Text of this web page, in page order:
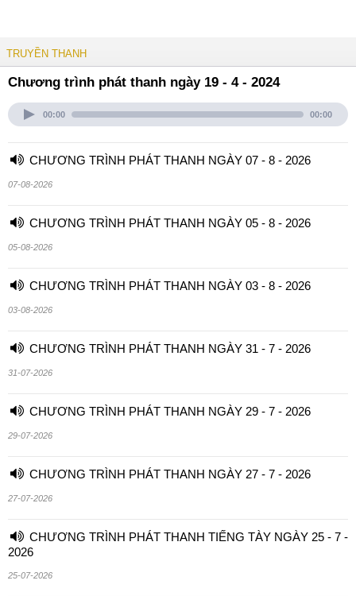
TRUYỀN THANH
Chương trình phát thanh ngày 19 - 4 - 2024
00:00 00:00
CHƯƠNG TRÌNH PHÁT THANH NGÀY 07 - 8 - 2026
07-08-2026
CHƯƠNG TRÌNH PHÁT THANH NGÀY 05 - 8 - 2026
05-08-2026
CHƯƠNG TRÌNH PHÁT THANH NGÀY 03 - 8 - 2026
03-08-2026
CHƯƠNG TRÌNH PHÁT THANH NGÀY 31 - 7 - 2026
31-07-2026
CHƯƠNG TRÌNH PHÁT THANH NGÀY 29 - 7 - 2026
29-07-2026
CHƯƠNG TRÌNH PHÁT THANH NGÀY 27 - 7 - 2026
27-07-2026
CHƯƠNG TRÌNH PHÁT THANH TIẾNG TÀY NGÀY 25 - 7 -
2026
25-07-2026